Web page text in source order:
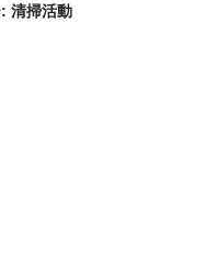
清掃活動